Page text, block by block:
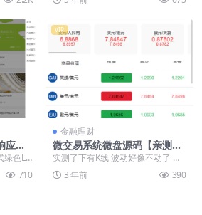
改...
应式
码模
色LE
Pboot
710
VIP
金融理财
微交易系统微盘源码【亲测源
码】
实测了下有K线 波动好像不动了 不
知道是不是需要接口啥的 也不懂这
玩意 其他所有...
3 年前 390